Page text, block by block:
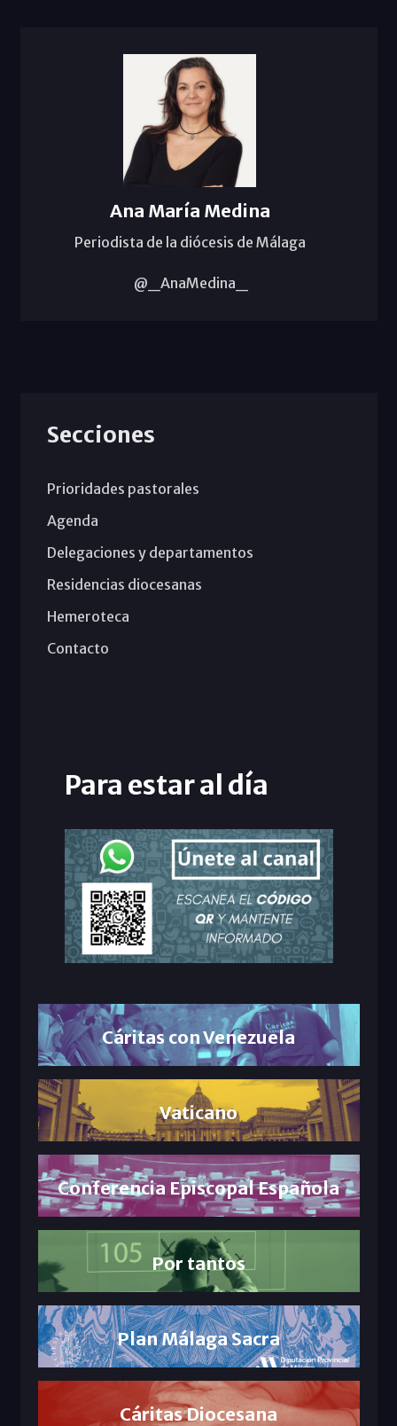
Ana María Medina
Periodista de la diócesis de Málaga
@_AnaMedina_
Secciones
Prioridades pastorales
Agenda
Delegaciones y departamentos
Residencias diocesanas
Hemeroteca
Contacto
Para estar al día
Cáritas con Venezuela
Vaticano
Conferencia Episcopal Española
Por tantos
Plan Málaga Sacra
Cáritas Diocesana